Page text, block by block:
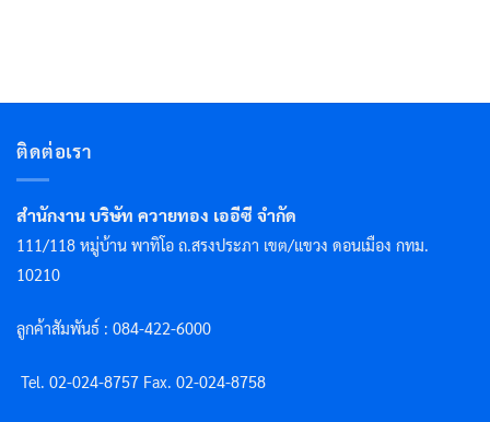
ติดต่อเรา
สำนักงาน บริษัท ควายทอง เออีซี จำกัด
111/118 หมู่บ้าน พาทิโอ ถ.สรงประภา เขต/แขวง ดอนเมือง กทม.
10210
ลูกค้าสัมพันธ์ : 084-422-6000
Tel. 02-024-8757 Fax. 02-024-8758